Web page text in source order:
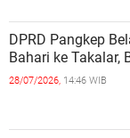
DPRD Pangkep
Bahari ke Takalar,
28/07/2026, 14:46 WIB